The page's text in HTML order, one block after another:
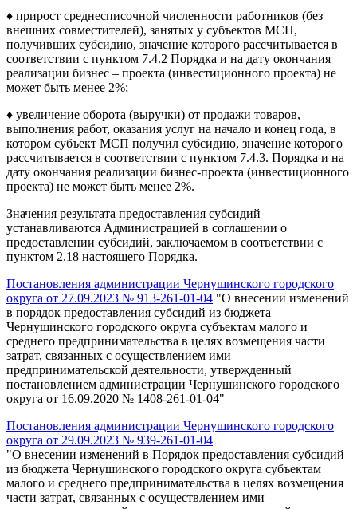
♦ прирост среднесписочной численности работников (без
внешних совместителей), занятых у субъектов МСП,
получивших субсидию, значение которого рассчитывается в
соответствии с пунктом 7.4.2 Порядка и на дату окончания
реализации бизнес – проекта (инвестиционного проекта) не
может быть менее 2%;
♦ увеличение оборота (выручки) от продажи товаров,
выполнения работ, оказания услуг на начало и конец года, в
котором субъект МСП получил субсидию, значение которого
рассчитывается в соответствии с пунктом 7.4.3. Порядка и на
дату окончания реализации бизнес-проекта (инвестиционного
проекта) не может быть менее 2%.
Значения результата предоставления субсидий
устанавливаются Администрацией в соглашении о
предоставлении субсидий, заключаемом в соответствии с
пунктом 2.18 настоящего Порядка.
Постановления администрации Чернушинского городского
округа от 27.09.2023 № 913-261-01-04 "О внесении изменений
в порядок предоставления субсидий из бюджета
Чернушинского городского округа субъектам малого и
среднего предпринимательства в целях возмещения части
затрат, связанных с осуществлением ими
предпринимательской деятельности, утвержденный
постановлением администрации Чернушинского городского
округа от 16.09.2020 № 1408-261-01-04"
Постановления администрации Чернушинского городского
округа от 29.09.2023 № 939-261-01-04
"О внесении изменений в Порядок предоставления субсидий
из бюджета Чернушинского городского округа субъектам
малого и среднего предпринимательства в целях возмещения
части затрат, связанных с осуществлением ими